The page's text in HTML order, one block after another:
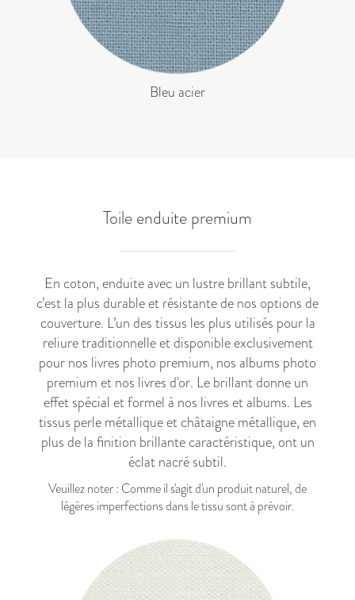
Bleu acier
Toile enduite premium
En coton, enduite avec un lustre brillant subtile,
c’est la plus durable et résistante de nos options de
couverture. L’un des tissus les plus utilisés pour la
reliure traditionnelle et disponible exclusivement
pour nos livres photo premium, nosalbums photo
premium et nos livres d'or. Le brillant donne un
effet spécial et formel à nos livres et albums. Les
tissus perle métallique et châtaigne métallique, en
plus de la finition brillante caractéristique, ont un
éclat nacré subtil.
Veuillez noter : Comme il s'agit d'un produit naturel, de
légères imperfections dans le tissu sont à prévoir.